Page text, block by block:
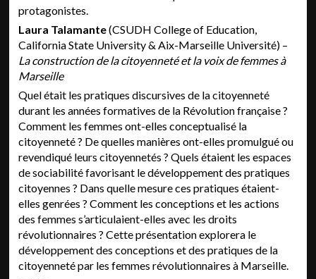
protagonistes.
Laura Talamante(CSUDH College of Education,
California State University & Aix-Marseille Université) –
La construction de la citoyenneté et la voix de femmes à
Marseille
Quel était les pratiques discursives de la citoyenneté
durant les années formatives de la Révolution française ?
Comment les femmes ont-elles conceptualisé la
citoyenneté ? De quelles manières ont-elles promulgué ou
revendiqué leurs citoyennetés ? Quels étaient les espaces
de sociabilité favorisant le développement des pratiques
citoyennes ? Dans quelle mesure ces pratiques étaient-
elles genrées ? Comment les conceptions et les actions
des femmes s’articulaient-elles avec les droits
révolutionnaires ? Cette présentation explorera le
développement des conceptions et des pratiques de la
citoyenneté par les femmes révolutionnaires à Marseille.